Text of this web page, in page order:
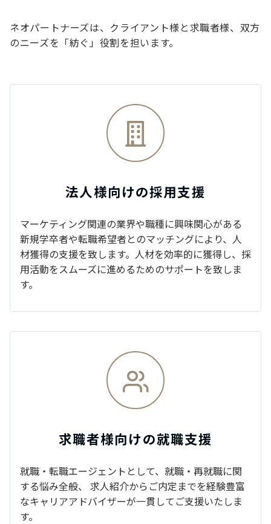
ネオパートナーズは、クライアント様と求職者様、双方
のニーズを「紡ぐ」役割を担います。
法人様向けの採用支援
マーケティング関連の業界や職種に興味関心がある
新規学卒者や転職希望者とのマッチングにより、人
材獲得の支援を致します。人材を効率的に獲得し、採
用活動をスムーズに進めるためのサポートを致しま
す。
求職者様向けの就職支援
就職・転職エージェントとして、就職・再就職に関
する悩み全般、 求人紹介からご内定までを経験豊富
なキャリアアドバイザーが一貫してご支援いたしま
す。